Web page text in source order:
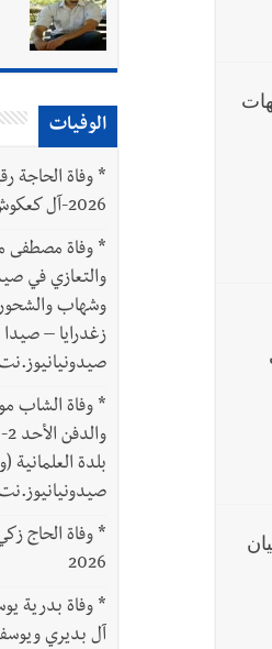
رجل الاعمال الاماراتي خلف الحبتور : 112 شهيداً شُيّعوا في ‫غزة‬ بعد أن بقوا تحت الأنقاض منذ عام
مستمرّة
الوفيات
*
2026-آل كعكوش وحمودة
*
وشهاب
زغدرايا –
* وفاة الشاب
بلدة
*
2026
*
آل بديري